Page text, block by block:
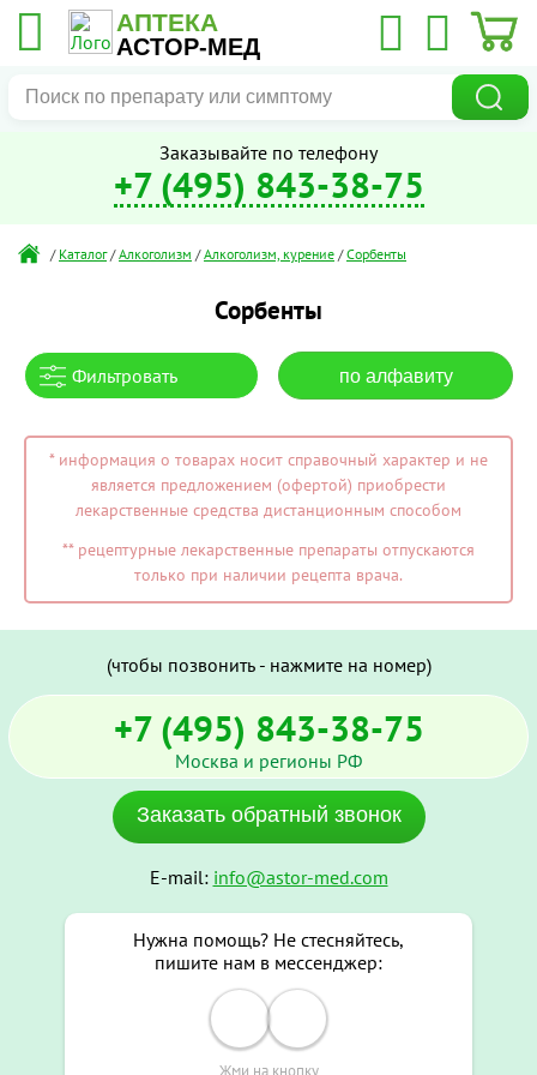
АПТЕКА
АСТОР-МЕД
Заказывайте по телефону
+7 (495) 843-38-75
/ Каталог /Алкоголизм /Алкоголизм, курение /Сорбенты
Сорбенты
Фильтровать по алфавиту
* информация о товарах носит справочный характер и не
является предложением (офертой) приобрести
лекарственные средства дистанционным способом
** рецептурные лекарственные препараты отпускаются
только при наличии рецепта врача.
(чтобы позвонить - нажмите на номер)
+7 (495) 843-38-75
Москва и регионы РФ
Заказать обратный звонок
E-mail: info@astor-med.com
Нужна помощь? Не стесняйтесь,
пишите нам в мессенджер:
Жми на кнопку